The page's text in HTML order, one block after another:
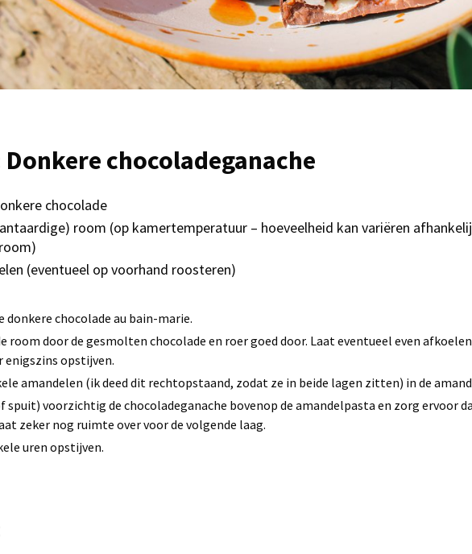
Donkere chocoladeganache
chocolade
room (op kamertemperatuur – hoeveelheid kan variëren
(eventueel op voorhand roosteren)
donkere chocolade au bain-marie.
room door de gesmolten chocolade en roer goed door. Laat eventueel even
enigszins opstijven.
amandelen (ik deed dit rechtopstaand, zodat ze in beide lagen zitten) in de
spuit) voorzichtig de chocoladeganache bovenop de amandelpasta en zorg ervoor
zeker nog ruimte over voor de volgende laag.
uren opstijven.